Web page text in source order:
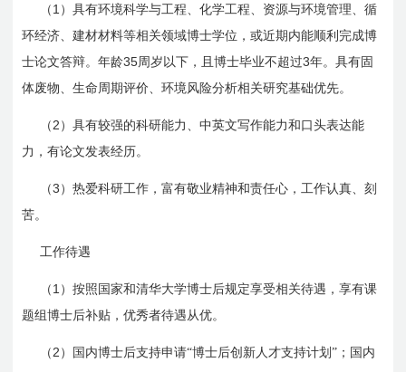
（ 1 ）具有环境科学与工程、化学工程、资源与环境管理、循
环经济、建材材料等相关领域博士学位，或近期内能顺利完成博
士论文答辩。年龄35周岁以下，且博士毕业不超过3年。具有固
体废物、生命周期评价、环境风险分析相关研究基础优先。
（ 2 ）具有较强的科研能力、中英文写作能力和口头表达能
力，有论文发表经历。
（3 ）热爱科研工作，富有敬业精神和责任心，工作认真、刻
苦。
工作待遇
（ 1 ）按照国家和清华大学博士后规定享受相关待遇，享有课
题组博士后补贴，优秀者待遇从优。
（ 2 ） 国内博士后支持申请“博士后创新人才支持计划”； 国内